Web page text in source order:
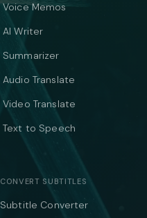
Voice Memos
AI Writer
Summarizer
Audio Translate
Video Translate
Text to Speech
CONVERT SUBTITLES
Subtitle Converter